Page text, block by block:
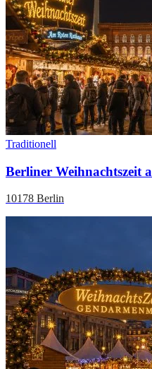
Traditionell
Berliner Weihnachtszeit
10178 Berlin